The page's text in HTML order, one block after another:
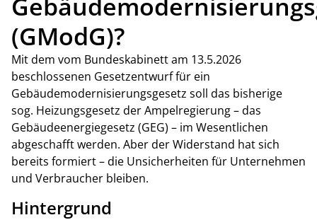
(GModG)?
Mit dem vom Bundeskabinett am 13.5.2026
beschlossenen Gesetzentwurf für ein
Gebäudemodernisierungsgesetz soll das bisherige
sog. Heizungsgesetz der Ampelregierung – das
Gebäudeenergiegesetz (GEG) – im Wesentlichen
abgeschafft werden. Aber der Widerstand hat sich
bereits formiert – die Unsicherheiten für Unternehmen
und Verbraucher bleiben.
Hintergrund